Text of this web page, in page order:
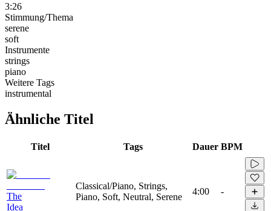
3:26
Stimmung/Thema
serene
soft
Instrumente
strings
piano
Weitere Tags
instrumental
Ähnliche Titel
Titel Tags Dauer BPM
The
Idea
Classical/Piano, Strings,
Piano, Soft, Neutral, Serene
4:00 -